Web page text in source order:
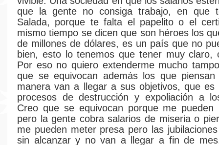
que la gente no consiga trabajo, en que
Salada, porque te falta el papelito o el
mismo tiempo se dicen que son héroes los
de millones de dólares, es un país que no
bien, esto lo tenemos que tener muy claro,
Por eso no quiero extenderme mucho
que se equivocan además los que
manera van a llegar a sus objetivos, que es
procesos de destrucción y expoliación a
Creo que se equivocan porque me pueden
pero la gente cobra salarios de miseria o
me pueden meter presa pero las
sin alcanzar y no van a llegar a fin de